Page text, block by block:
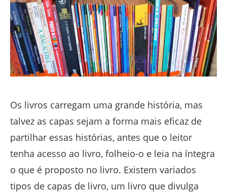
Os livros carregam uma grande história, mas
talvez as capas sejam a forma mais eficaz de
partilhar essas histórias, antes que o leitor
tenha acesso ao livro, folheio-o e leia na íntegra
o que é proposto no livro. Existem variados
tipos de capas de livro, um livro que divulga